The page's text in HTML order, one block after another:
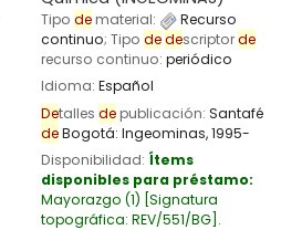
Tipo dematerial:
Recurso
continuo; Tipo dedescriptorde
recurso continuo: periódico
Idioma: Español
Detalles depublicación: Santafé
deBogotá: Ingeominas,1995-
Disponibilidad: Ítems
disponibles para préstamo:
Mayorazgo (1) Signatura
topográfica: REV/551/BG .